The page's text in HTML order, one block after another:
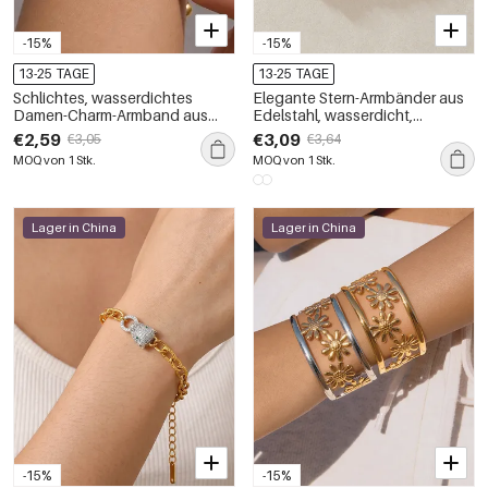
-15%
13-25 TAGE
Schlichtes, wasserdichtes
Damen-Charm-Armband aus
Edelstahl in Goldfarbe mit
Zirkonia
€2,59 €3,05
MOQ von 1 Stk.
-15%
13-25 TAGE
Elegante Stern-Armbänder aus
Edelstahl, wasserdicht,
goldfarben, aus der Serie
„Romantic“
€3,09 €3,64
MOQ von 1 Stk.
-15%
Lager in China
-15%
Lager in China